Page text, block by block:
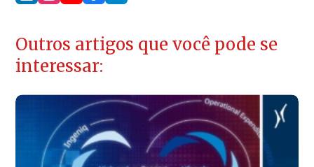
Outros artigos que você pode se
interessar: